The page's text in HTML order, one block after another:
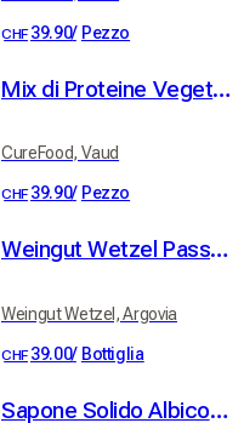
CHF 39.90/ Pezzo
Mix di Proteine Vegetali alla Vaniglia
CureFood, Vaud
CHF 39.90/ Pezzo
Weingut Wetzel Passum
Weingut Wetzel, Argovia
CHF 39.00/ Bottiglia
Sapone Solido Albicocca